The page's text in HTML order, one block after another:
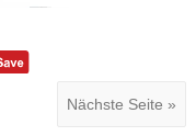
Nächste Seite »